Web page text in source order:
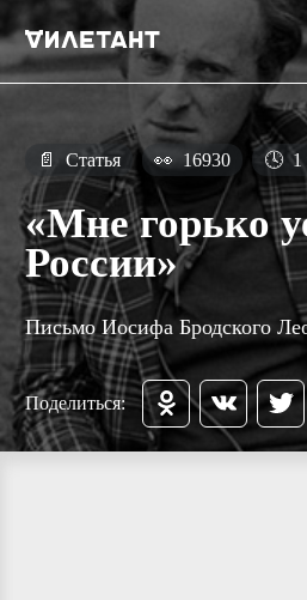
📄 Статья 👀 16930 🕓 1
«Мне горько
России»
Письмо Иосифа Бродского
Поделиться: